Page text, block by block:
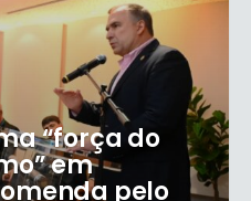
“força do
em
pelo